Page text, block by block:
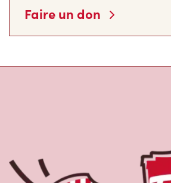
Faire un don